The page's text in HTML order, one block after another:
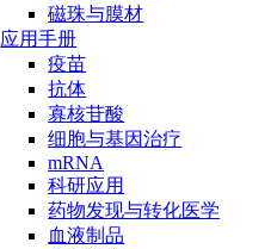
磁珠与膜材
应用手册
疫苗
抗体
寡核苷酸
细胞与基因治疗
mRNA
科研应用
药物发现与转化医学
血液制品